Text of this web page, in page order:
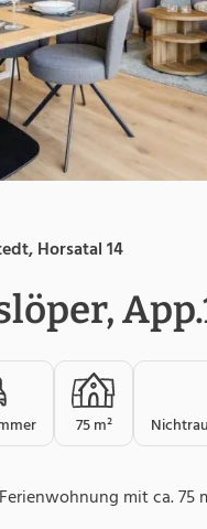
Horsatal 14
75 m²
mit ca. 75